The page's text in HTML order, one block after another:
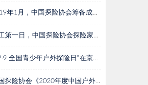
年1月，中国探险协会筹备成立中国探险研究院
一日，中国探险协会探险家带你“云探险”
全国青少年户外探险日”在京发布
险协会《2020年度中国户外探险类事故报告》正式发布